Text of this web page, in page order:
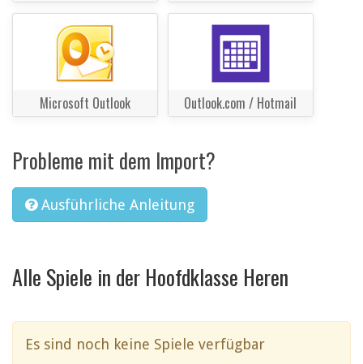
Microsoft Outlook Outlook.com / Hotmail
Probleme mit dem Import?
Ausführliche Anleitung
Alle Spiele in der Hoofdklasse Heren
Es sind noch keine Spiele verfügbar